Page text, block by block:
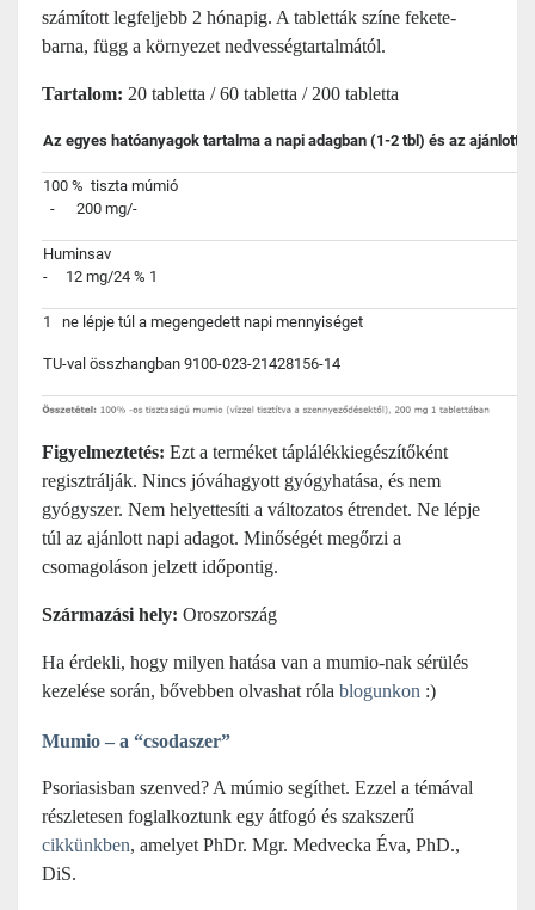
számított legfeljebb 2 hónapig. A tabletták színe fekete-
barna, függ a környezet nedvességtartalmától.
Tartalom: 20 tabletta / 60 tabletta / 200 tabletta
Az egyes hatóanyagok tartalma a napi adagban (1-2 tbl) és az ajánlott
100 % tiszta
- 200 mg/-
- 12 mg/24 % 1
1 ne lépje túl a megengedett napi mennyiséget
TU-val összhangban 9100-023-21428156-14
Figyelmeztetés: Ezt a terméket táplálékkiegészítőként
regisztrálják. Nincs jóváhagyott gyógyhatása, és nem
gyógyszer. Nem helyettesíti a változatos étrendet. Ne lépje
túl az ajánlott napi adagot. Minőségét megőrzi a
csomagoláson jelzett időpontig.
Származási hely: Oroszország
Ha érdekli, hogy milyen hatása van a mumio-nak sérülés
kezelése során, bővebben olvashat róla blogunkon :)
Mumio – a “csodaszer”
Psoriasisban szenved? A múmio segíthet. Ezzel a témával
részletesen foglalkoztunk egy átfogó és szakszerű
cikkünkben, amelyet PhDr. Mgr. Medvecka Éva, PhD.,
DiS.